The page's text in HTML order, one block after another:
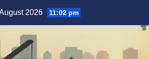
2026 11:02 pm